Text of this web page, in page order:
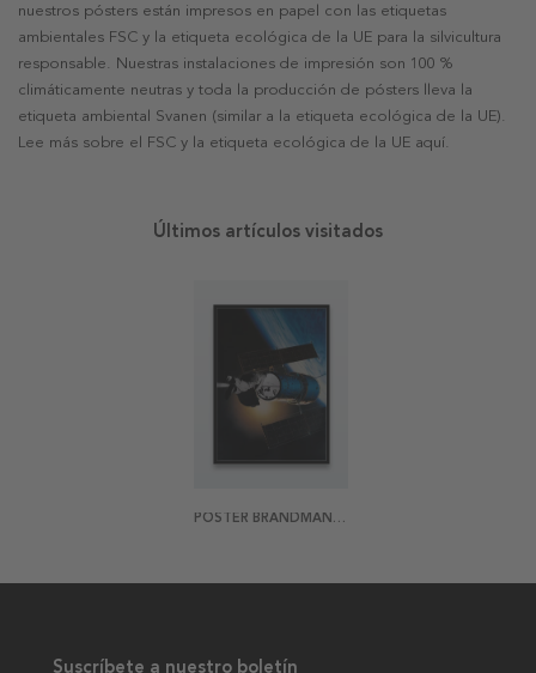
nuestros pósters están impresos en papel con las etiquetas
ambientales FSC y la etiqueta ecológica de la UE para la silvicultura
responsable. Nuestras instalaciones de impresión son 100 %
climáticamente neutras y toda la producción de pósters lleva la
etiqueta ambiental Svanen (similar a la etiqueta ecológica de la UE).
Lee más sobre el FSC y la etiqueta ecológica de la UE aquí.
Últimos artículos visitados
POSTER BRANDMAN HUBBE
Suscríbete a nuestro boletín